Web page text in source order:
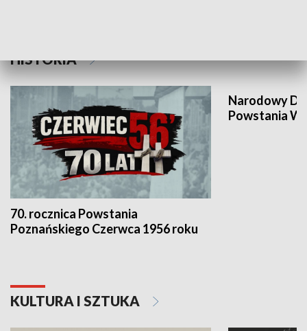
HISTORIA
70. rocznica Powstania
Poznańskiego Czerwca 1956 roku
Narodowy
Powstania
KULTURA I SZTUKA